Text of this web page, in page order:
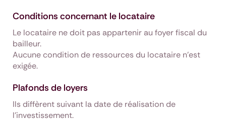
Conditions concernant le locataire
Le locataire ne doit pas appartenir au foyer fiscal du
bailleur.
Aucune condition de ressources du locataire n'est
exigée.
Plafonds de loyers
Ils diffèrent suivant la date de réalisation de
l’investissement.